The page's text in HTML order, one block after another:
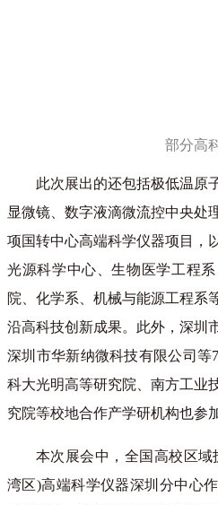
部分高
此次展出的还包括极低温原
显微镜、数字液滴微流控中央处
项国转中心高端科学仪器项目，
光源科学中心、生物医学工程
院、化学系、机械与能源工程系
沿高科技创新成果。此外，深圳
深圳市华新纳微科技有限公司
科大光明高等研究院、南方工业
究院等校地合作产学研机构也参
本次展会中，全国高校区
湾区)高端科学仪器深圳分中心